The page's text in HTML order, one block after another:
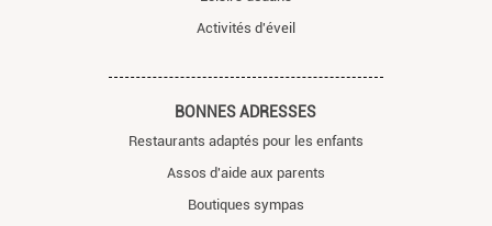
Activités d'éveil
BONNES ADRESSES
Restaurants adaptés pour les enfants
Assos d'aide aux parents
Boutiques sympas